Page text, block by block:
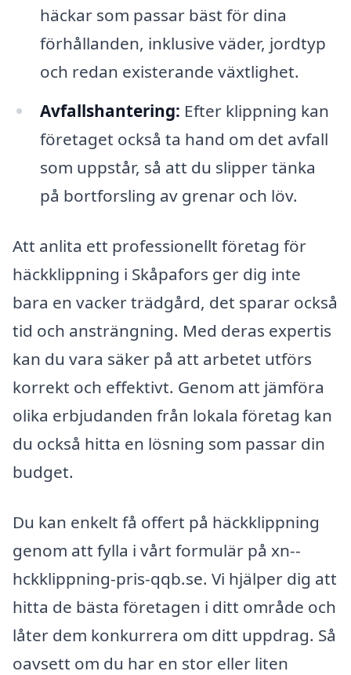
häckar som passar bäst för dina
förhållanden, inklusive väder, jordtyp
och redan existerande växtlighet.
Avfallshantering: Efter klippning kan
företaget också ta hand om det avfall
som uppstår, så att du slipper tänka
på bortforsling av grenar och löv.
Att anlita ett professionellt företag för
häckklippning i Skåpafors ger dig inte
bara en vacker trädgård, det sparar också
tid och ansträngning. Med deras expertis
kan du vara säker på att arbetet utförs
korrekt och effektivt. Genom att jämföra
olika erbjudanden från lokala företag kan
du också hitta en lösning som passar din
budget.
Du kan enkelt få offert på häckklippning
genom att fylla i vårt formulär på xn--
hckklippning-pris-qqb.se. Vi hjälper dig att
hitta de bästa företagen i ditt område och
låter dem konkurrera om ditt uppdrag. Så
oavsett om du har en stor eller liten